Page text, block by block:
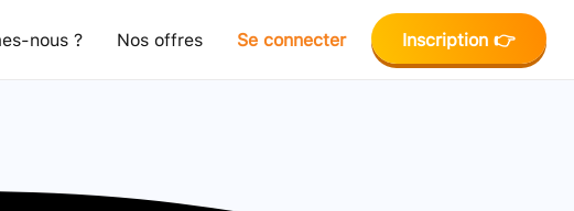
nous ? Nos offres Se connecter Inscription 👉